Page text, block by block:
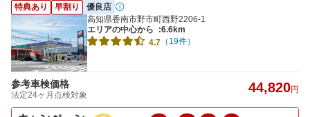
特典あり
早割り
優良店
高知県香南市野市町西野2206-1
エリアの中心から
:6.6km
4.7 （19件）
参考車検価格
法定24ヶ月点検対象 44,820円